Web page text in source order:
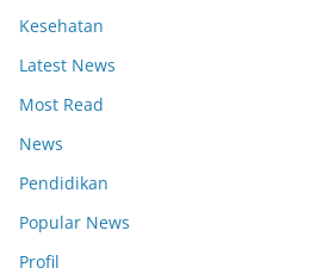
Kesehatan
Latest News
Most Read
News
Pendidikan
Popular News
Profil